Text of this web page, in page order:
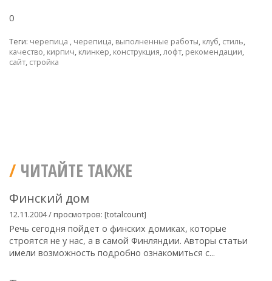
0
Теги: черепица , черепица, выполненные работы, клуб, стиль,
качество, кирпич, клинкер, конструкция,лофт, рекомендации,
сайт, стройка
ЧИТАЙТЕ ТАКЖЕ
Финский дом
12.11.2004 / просмотров: [totalcount]
Речь сегодня пойдет о финских домиках, которые
строятся не у нас, а в самой Финляндии. Авторы статьи
имели возможность подробно ознакомиться с...